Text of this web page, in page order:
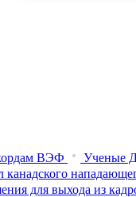
ВЭФ
Ученые
канадского
для выхода из